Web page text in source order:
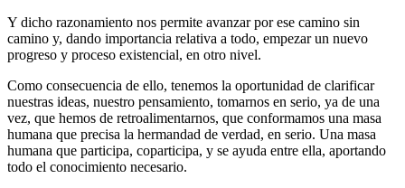
Y dicho razonamiento nos permite avanzar por ese camino sin
camino y, dando importancia relativa a todo, empezar un nuevo
progreso y proceso existencial, en otro nivel.
Como consecuencia de ello, tenemos la oportunidad de clarificar
nuestras ideas, nuestro pensamiento, tomarnos en serio, ya de una
vez, que hemos de retroalimentarnos, que conformamos una masa
humana que precisa la hermandad de verdad, en serio. Una masa
humana que participa, coparticipa, y se ayuda entre ella, aportando
todo el conocimiento necesario.